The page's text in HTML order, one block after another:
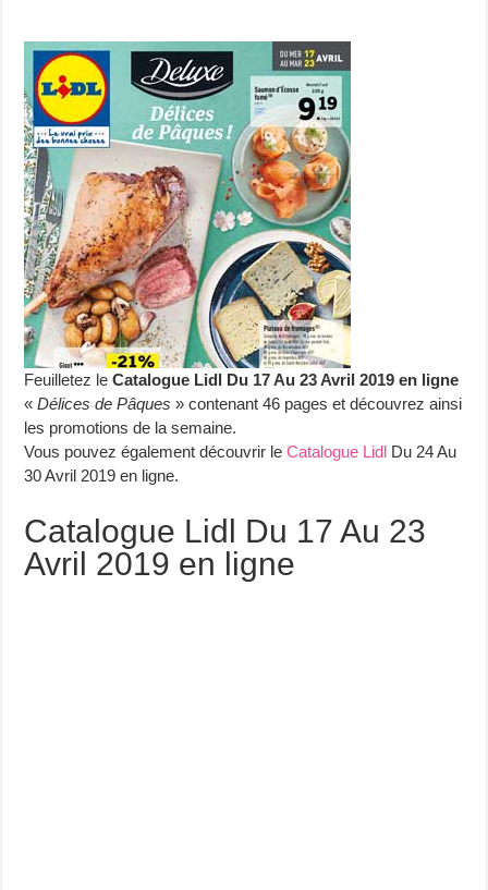
Feuilletez leCatalogue Lidl Du 17 Au 23 Avril 2019 en ligne
«Délices de Pâques » contenant 46 pages et découvrez ainsi
les promotions de la semaine.
Vous pouvez également découvrir leCatalogue Lidl Du 24 Au
30 Avril 2019 en ligne.
Catalogue Lidl Du 17 Au 23
Avril 2019 en ligne